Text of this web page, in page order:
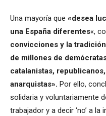
Una mayoría que «desea
una España diferentes«,
convicciones y la
de millones de
catalanistas,
anarquistas». Por ello,
solidaria y voluntariamente
trabajador y a decir ‘no’ a la